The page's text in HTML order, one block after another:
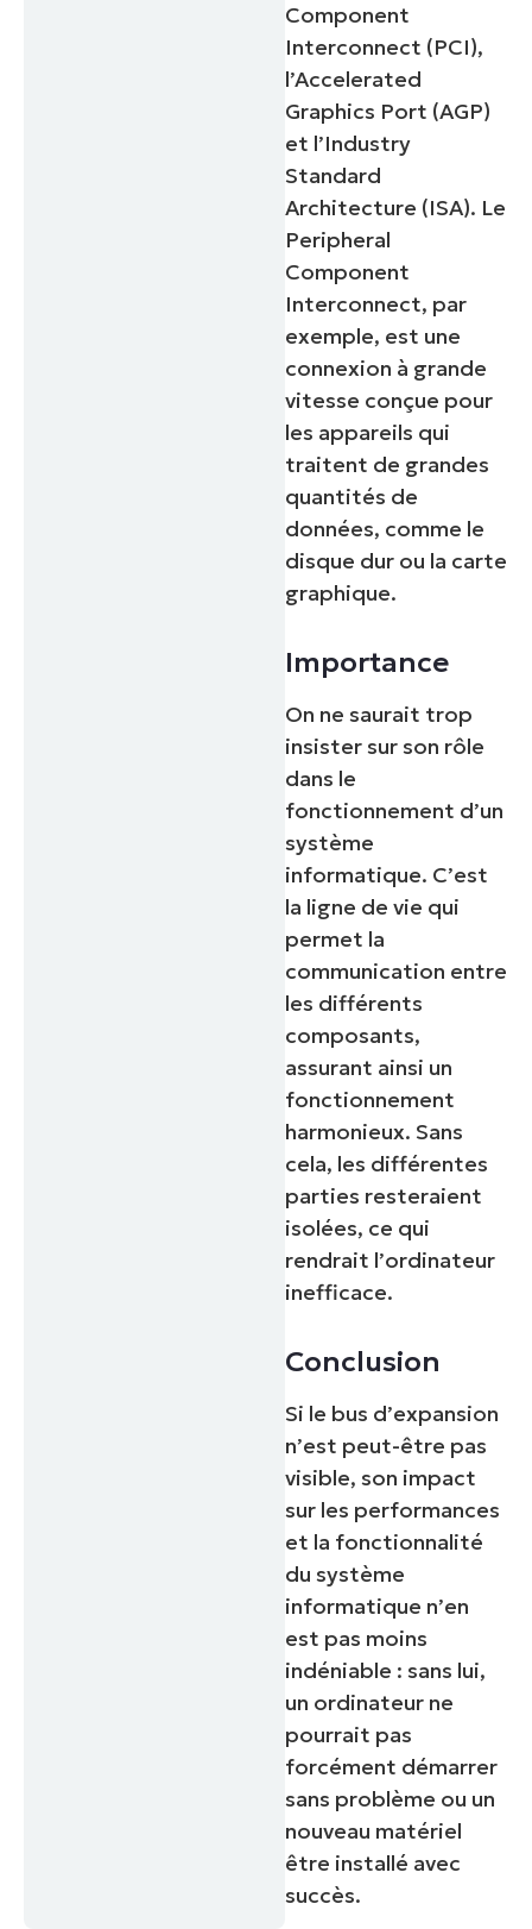
Component
Interconnect (PCI),
l’Accelerated
Graphics Port (AGP)
et l’Industry
Standard
Architecture (ISA). Le
Peripheral
Component
Interconnect, par
exemple, est une
connexion à grande
vitesse conçue pour
les appareils qui
traitent de grandes
quantités de
données, comme le
disque dur ou la carte
graphique.
Importance
On ne saurait trop
insister sur son rôle
dans le
fonctionnement d’un
système
informatique. C’est
la ligne de vie qui
permet la
communication entre
les différents
composants,
assurant ainsi un
fonctionnement
harmonieux. Sans
cela, les différentes
parties resteraient
isolées, ce qui
rendrait l’ordinateur
inefficace.
Conclusion
Si le bus d’expansion
n’est peut-être pas
visible, son impact
sur les performances
et la fonctionnalité
du système
informatique n’en
est pas moins
indéniable : sans lui,
un ordinateur ne
pourrait pas
forcément démarrer
sans problème ou un
nouveau matériel
être installé avec
succès.